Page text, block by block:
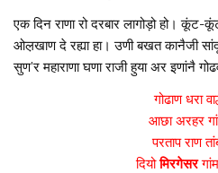
एक दिन राणा रो दरबार लागोड़ो हो। कूंट-
ओल़खाण दे रह्या हा। उणी बखत कानैजी
सुण’र महाराणा घणा राजी हुया अर इणांनै
गोढाण धरा
आछा अरहर
परताप राण
दियोमिरगेसर